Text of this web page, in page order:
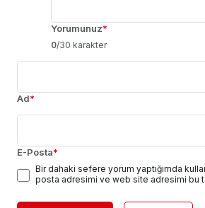
Yorumunuz*
0/30 karakter
Ad*
E-Posta*
Bir dahaki sefere yorum yaptığımda
posta adresimi ve web site adresimi bu